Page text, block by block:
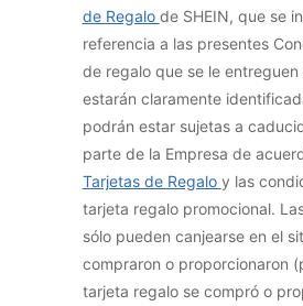
de Regalo de SHEIN, que se
referencia a las presentes
de regalo que se le
estarán claramente
podrán estar sujetas a
parte de la Empresa de
Tarjetas de Regalo y las
tarjeta regalo promocional.
sólo pueden canjearse en el
compraron o proporcionaron
tarjeta regalo se compró o